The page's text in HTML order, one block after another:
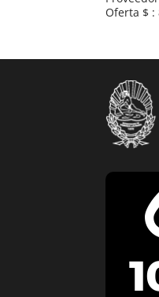
Oferta $ :